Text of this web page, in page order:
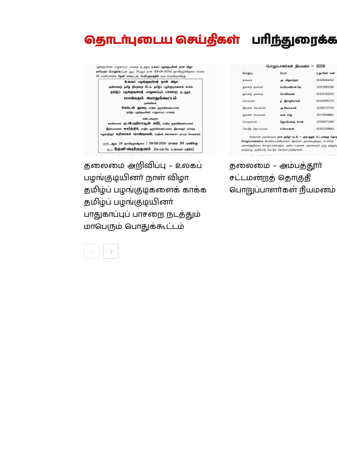
தொடர்புடைய செய்திகள்
தலைமை அறிவிப்பு – உலகப்
பழங்குடியினர் நாள் விழா
தமிழ்ப் பழங்குடிகளைக் காக்க
தமிழ்ப் பழங்குடியினர்
பாதுகாப்புப் பாசறை நடத்தும்
மாபெரும் பொதுக்கூட்டம்
தலைமை – அம்பத்தூர்
சட்டமன்றத் தொகுதி
பொறுப்பாளர்கள் நியமனம்